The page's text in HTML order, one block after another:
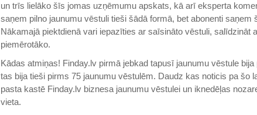
un trīs lielāko šīs jomas uzņēmumu apskats, kā arī eksperta
saņem pilno jaunumu vēstuli tieši šādā formā, bet abonenti
Nākamajā piektdienā vari iepazīties ar saīsināto vēstuli, salīdzināt
piemērotāko.
Kādas atmiņas! Finday.lv pirmā jebkad tapusī jaunumu vēstule
tas bija tieši pirms 75 jaunumu vēstulēm. Daudz kas noticis pa šo
pasta kastē Finday.lv biznesa jaunumu vēstulei un iknedēļas
vieta.